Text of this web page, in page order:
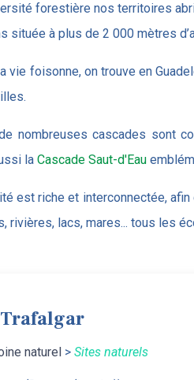
forestière nos territoires
située à plus de 2 000 mètres
vie foisonne, on trouve en
nombreuses cascades sont
la Cascade Saut-d'Eau
est riche et interconnectée,
rivières, lacs, mares... tous les
naturel > Sites naturels